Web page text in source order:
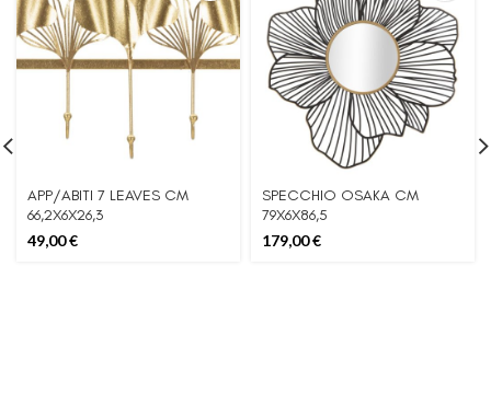
APP/ABITI 7 LEAVES CM
66,2X6X26,3
49,00€
SPECCHIO OSAKA CM
79X6X86,5
179,00€